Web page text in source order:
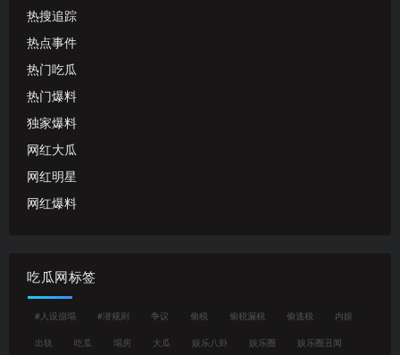
热搜追踪
热点事件
热门吃瓜
热门爆料
独家爆料
网红大瓜
网红明星
网红爆料
吃瓜网标签
#人设崩塌 #潜规则 争议 偷税 偷税漏税 偷逃税 内娱
出轨 吃瓜 塌房 大瓜 娱乐八卦 娱乐圈 娱乐圈丑闻